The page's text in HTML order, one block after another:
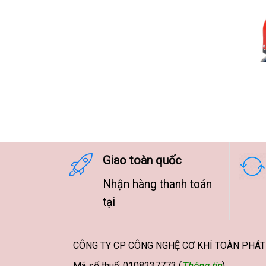
Giao toàn quốc
Nhận hàng thanh toán
tại
CÔNG TY CP CÔNG NGHỆ CƠ KHÍ TOÀN PHÁT